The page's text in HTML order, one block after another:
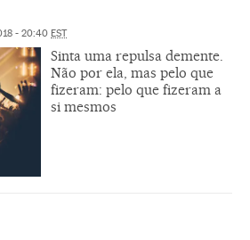
- 20:40 EST
Sinta uma repulsa demente.
Não por ela, mas pelo que
fizeram: pelo que fizeram a
si mesmos